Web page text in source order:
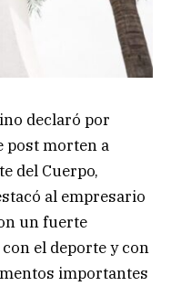
declaró por
post morten a
del Cuerpo,
al empresario
un fuerte
el deporte y con
importantes